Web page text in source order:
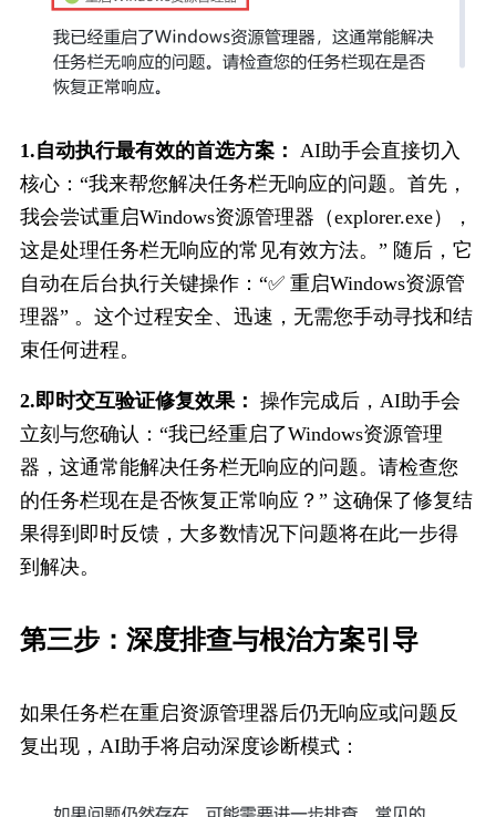
1.自动执行最有效的首选方案： AI助手会直接切入
核心：“我来帮您解决任务栏无响应的问题。首先，
我会尝试重启Windows资源管理器（explorer.exe），
这是处理任务栏无响应的常见有效方法。” 随后，它
自动在后台执行关键操作：“✅ 重启Windows资源管
理器” 。这个过程安全、迅速，无需您手动寻找和结
束任何进程。
2.即时交互验证修复效果： 操作完成后，AI助手会
立刻与您确认：“我已经重启了Windows资源管理
器，这通常能解决任务栏无响应的问题。请检查您
的任务栏现在是否恢复正常响应？” 这确保了修复结
果得到即时反馈，大多数情况下问题将在此一步得
到解决。
第三步：深度​排查与根治方案引导
如果任务栏在重启资源管理器后仍无响应或问题反
复出现，AI助手将启动深度诊断模式：